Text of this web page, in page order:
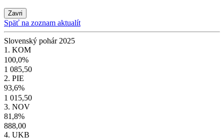
Zavri
Späť na zoznam aktualít
Slovenský pohár 2025
1. KOM
100,0%
1 085,50
2. PIE
93,6%
1 015,50
3. NOV
81,8%
888,00
4. UKB